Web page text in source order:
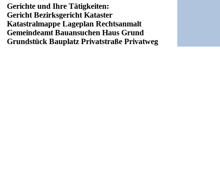
Gerichte und Ihre Tätigkeiten:
Gericht Bezirksgericht Kataster
Katastralmappe Lageplan Rechtsanmalt
Gemeindeamt Bauansuchen Haus Grund
Grundstück Bauplatz Privatstraße Privatweg